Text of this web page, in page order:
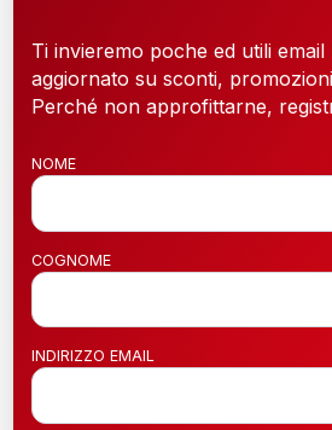
Ti invieremo poche ed utili
aggiornato su sconti,
Perché non approfittarne,
NOME
COGNOME
INDIRIZZO EMAIL